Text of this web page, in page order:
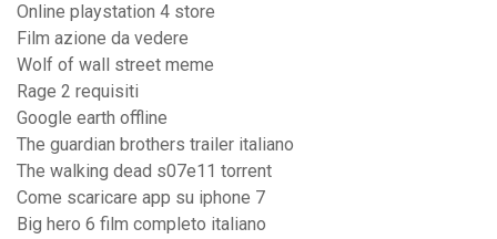
Online playstation 4 store
Film azione da vedere
Wolf of wall street meme
Rage 2 requisiti
Google earth offline
The guardian brothers trailer italiano
The walking dead s07e11 torrent
Come scaricare app su iphone 7
Big hero 6 film completo italiano